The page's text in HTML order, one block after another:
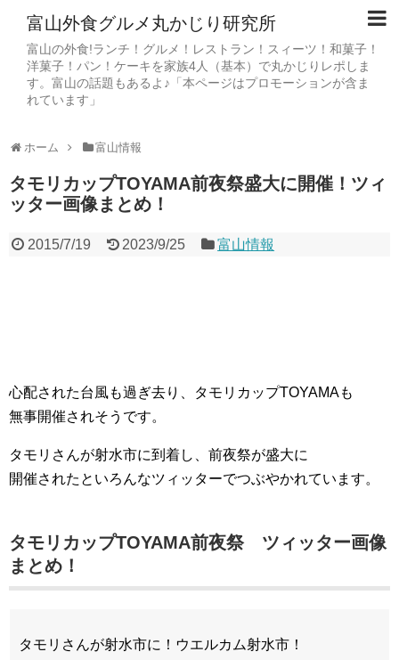
富山外食グルメ丸かじり研究所
富山の外食!ランチ！グルメ！レストラン！スィーツ！和菓子！
洋菓子！パン！ケーキを家族4人（基本）で丸かじりレポしま
す。富山の話題もあるよ♪「本ページはプロモーションが含ま
れています」
ホーム 富山情報
タモリカップTOYAMA前夜祭盛大に開催！ツィ
ッター画像まとめ！
2015/7/19 2023/9/25 富山情報
心配された台風も過ぎ去り、タモリカップTOYAMAも
無事開催されそうです。
タモリさんが射水市に到着し、前夜祭が盛大に
開催されたといろんなツィッターでつぶやかれています。
タモリカップTOYAMA前夜祭 ツィッター画像
まとめ！
タモリさんが射水市に！ウエルカム射水市！